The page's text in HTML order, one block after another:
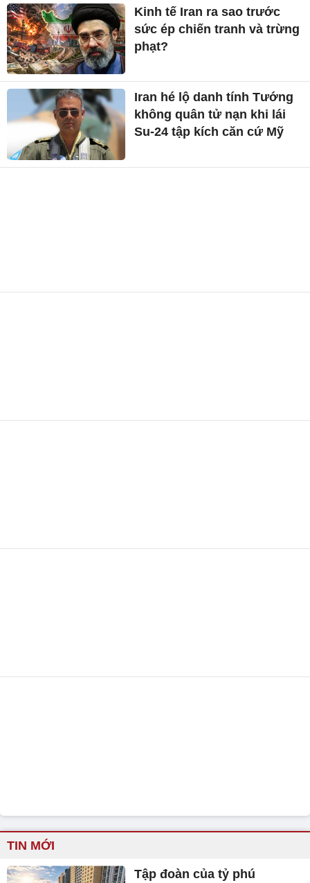
Kinh tế Iran ra sao trước
sức ép chiến tranh và trừng
phạt?
Iran hé lộ danh tính Tướng
không quân tử nạn khi lái
Su-24 tập kích căn cứ Mỹ
TIN MỚI
Tập đoàn của tỷ phú